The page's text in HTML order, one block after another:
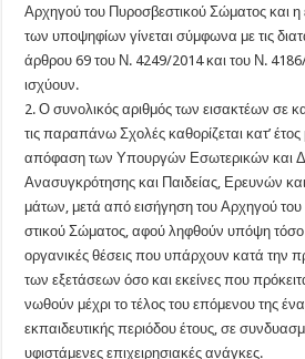
Αρχηγού του Πυροσβεστικού Σώματος και η
των υποψηφίων γίνεται σύμφωνα με τις
άρθρου 69 του Ν. 4249/2014 και του Ν.
ισχύουν.
2. Ο συνολικός αριθμός των εισακτέων σε
τις παραπάνω Σχολές καθορίζεται κατ’ έτος
απόφαση των Υπουργών Εσωτερικών και
Ανασυγκρότησης και Παιδείας, Ερευνών
μάτων, μετά από εισήγηση του Αρχηγού
στικού Σώματος, αφού ληφθούν υπόψη τόσο
οργανικές θέσεις που υπάρχουν κατά την
των εξετάσεων όσο και εκείνες που
νωθούν μέχρι το τέλος του επόμενου της
εκπαιδευτικής περιόδου έτους, σε
υφιστάμενες επιχειρησιακές ανάγκες.